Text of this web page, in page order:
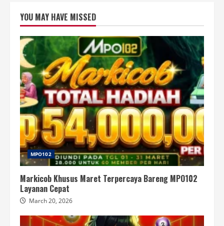
YOU MAY HAVE MISSED
MPO102
Markicob Khusus Maret Terpercaya Bareng MPO102
Layanan Cepat
March 20, 2026